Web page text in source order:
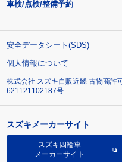
車検/点検/整備予約
安全データシート(SDS)
個人情報について
株式会社 スズキ自販近畿 古物商許
621121102187号
スズキメーカーサイト
スズキ四輪車
メーカーサイト